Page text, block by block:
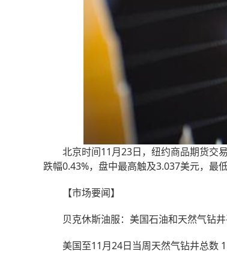
北京时间11月23日，纽约商品期货交易
跌幅0.43%，盘中最高触及3.037美元，最
【市场要闻】
贝克休斯油服：美国石油和天然气钻井
美国至11月24日当周天然气钻井总数